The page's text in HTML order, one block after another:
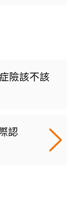
險該不該
認